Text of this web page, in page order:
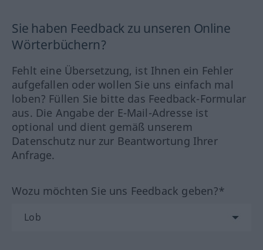
Sie haben Feedback zu unseren Online
Wörterbüchern?
Fehlt eine Übersetzung, ist Ihnen ein Fehler
aufgefallen oder wollen Sie uns einfach mal
loben? Füllen Sie bitte das Feedback-Formular
aus. Die Angabe der E-Mail-Adresse ist
optional und dient gemäß unserem
Datenschutz nur zur Beantwortung Ihrer
Anfrage.
Wozu möchten Sie uns Feedback geben?*